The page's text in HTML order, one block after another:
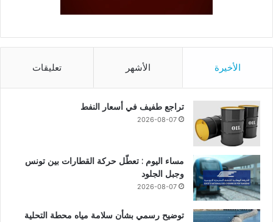
الأخيرة الأشهر تعليقات
تراجع طفيف في أسعار النفط
2026-08-07
مساء اليوم : تعطّل حركة القطارات بين تونس
وجبل الجلود
2026-08-07
توضيح رسمي بشأن سلامة مياه محطة التحلية